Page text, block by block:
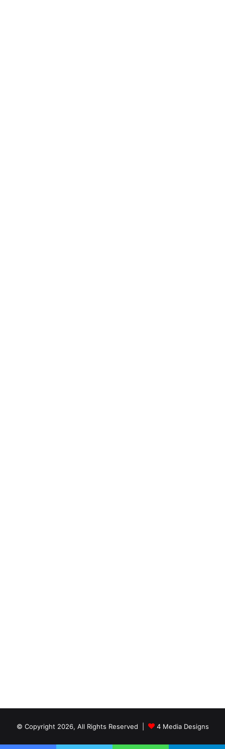
© Copyright 2026, All Rights Reserved | 4 Media Designs